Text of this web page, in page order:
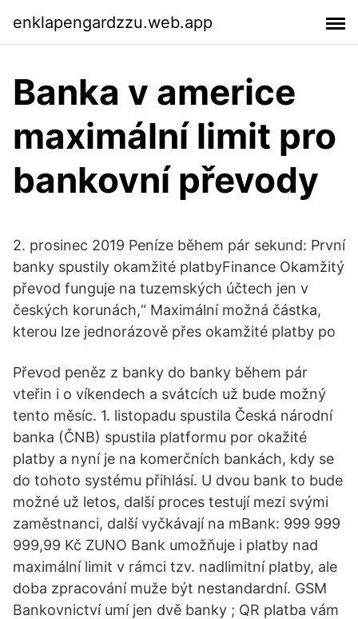
enklapengardzzu.web.app
Banka v americe
maximální limit pro
bankovní převody
2. prosinec 2019 Peníze během pár sekund: První
banky spustily okamžité platbyFinance Okamžitý
převod funguje na tuzemských účtech jen v
českých korunách,“ Maximální možná částka,
kterou lze jednorázově přes okamžité platby po
Převod peněz z banky do banky během pár
vteřin i o víkendech a svátcích už bude možný
tento měsíc. 1. listopadu spustila Česká národní
banka (ČNB) spustila platformu por okažité
platby a nyní je na komerčních bankách, kdy se
do tohoto systému přihlásí. U dvou bank to bude
možné už letos, další proces testují mezi svými
zaměstnanci, další vyčkávají na mBank: 999 999
999,99 Kč ZUNO Bank umožňuje i platby nad
maximální limit v rámci tzv. nadlimitní platby, ale
doba zpracování muže být nestandardní. GSM
Bankovnictví umí jen dvě banky ; QR platba vám